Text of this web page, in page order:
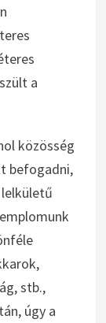
a
közösség
befogadni,
stb.,
úgy a